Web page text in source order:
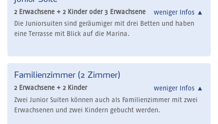
2 Erwachsene + 2 Kinder oder 3 Erwachsene weniger Infos ▲
Die Juniorsuiten sind geräumiger mit drei Betten und haben
eine Terrasse mit Blick auf die Marina.
Familienzimmer (2 Zimmer)
2 Erwachsene + 2 Kinder weniger Infos ▲
Zwei Junior Suiten können auch als Familienzimmer mit zwei
Erwachsenen und zwei Kindern gebucht werden.